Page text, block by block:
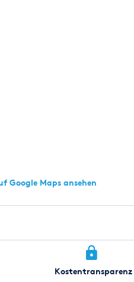
Google Maps ansehen
Kostentransparenz